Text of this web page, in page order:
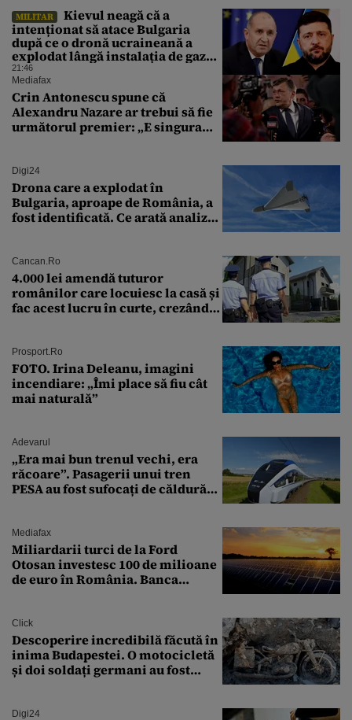
MILITAR
Kievul neagă că a
intenționat să atace Bulgaria
după ce o dronă ucraineană a
explodat lângă instalația de gaz
de la granița României
21:46
Mediafax
Crin Antonescu spune că
Alexandru Nazare ar trebui să fie
următorul premier: „E singura
Digi24
Drona care a explodat în
Bulgaria, aproape de România, a
fost identificată. Ce arată analiza
Cancan.ro
4.000 lei amendă tuturor
românilor care locuiesc la casă și
fac acest lucru în curte, crezând
Prosport.ro
FOTO. Irina Deleanu, imagini
incendiare: „Îmi place să fiu cât
mai naturală”
Adevarul
„Era mai bun trenul vechi, era
răcoare”. Pasagerii unui tren
PESA au fost sufocați de căldură
Mediafax
Miliardarii turci de la Ford
Otosan investesc 100 de milioane
de euro în România. Banca
Click
Descoperire incredibilă făcută în
inima Budapestei. O motocicletă
și doi soldați germani au fost
Digi24